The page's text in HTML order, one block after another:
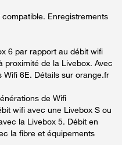
Enregistrements
6 par rapport au débit wifi
proximité de la Livebox. Avec
6E. Détails sur orange.fr
de Wifi
wifi avec une Livebox S ou
la Livebox 5. Débit en
la fibre et équipements